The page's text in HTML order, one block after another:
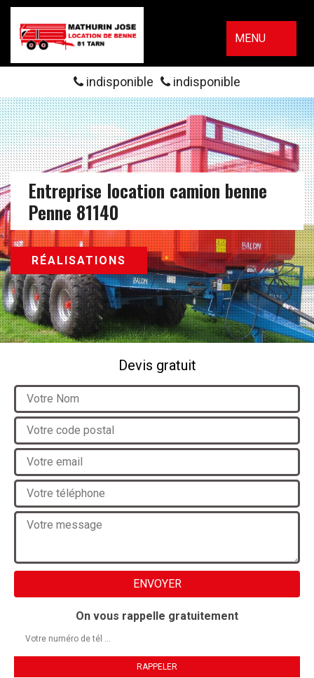
MENU
indisponible indisponible
Entreprise location camion benne
Penne 81140
RÉALISATIONS
Devis gratuit
On vous rappelle gratuitement